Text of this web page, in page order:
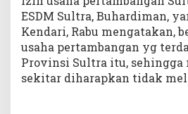
ESDM Sultra, Buhardiman,
Kendari, Rabu mengatakan,
usaha pertambangan yg
Provinsi Sultra itu, sehingga
sekitar diharapkan tidak